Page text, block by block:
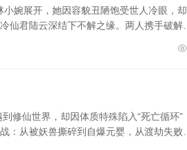
婉展开，她因容貌丑陋饱受世人冷眼，
君陆云深结下不解之缘。两人携手破解上
修仙世界，却因体质特殊陷入“死亡循环”
从被妖兽撕碎到自爆元婴，从渡劫失败到